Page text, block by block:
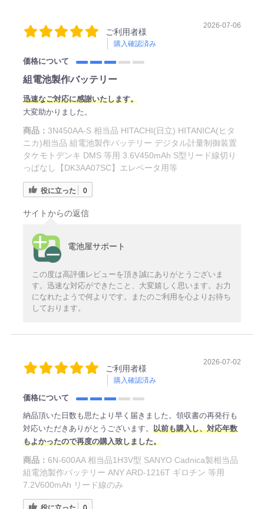
ご利用者様
購入確認済み
2026-07-06
価格について
組電池製作バッテリー
迅速なご対応に感謝いたします。
大変助かりました。
商品： 3N450AA-S 相当品 HITACHI(日立) HITANICA(ヒタ
ニカ)相当品 組電池製作バッテリー デジタル計量制御装置
タケモトデンキ DMS 等用 3.6V450mAh S型リード線切り
っぱなし【DK3AA07SC】エレベータ用等
役に立った 0
サイトからの返信
電池屋サポート
この度は高評価レビューを頂き誠にありがとうございま
す。迅速な対応ができたこと、大変嬉しく思います。お力
になれたようで何よりです。またのご利用を心よりお待ち
しております。
ご利用者様
購入確認済み
2026-07-02
価格について
納品頂いた日数も思たより早く届きました。領収書の再発行も
対応いただきありがとうございます。 以前も購入し、対応年数
もよかったので再度の購入致しました。
商品： 6N-600AA 相当品1H3V型 SANYO Cadnica製相当品
組電池製作バッテリー ANY ARD-1216T ギロチン 等用
7.2V600mAh リード線のみ
0